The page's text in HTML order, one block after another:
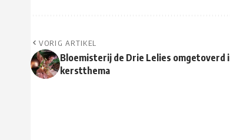
VORIG ARTIKEL
Bloemisterij de Drie Lelies omgetoverd
kerstthema